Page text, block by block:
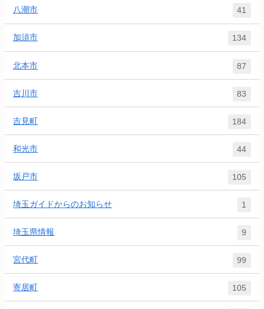
八潮市 41
加須市 134
北本市 87
吉川市 83
吉見町 184
和光市 44
坂戸市 105
埼玉ガイドからのお知らせ 1
埼玉県情報 9
宮代町 99
寄居町 105